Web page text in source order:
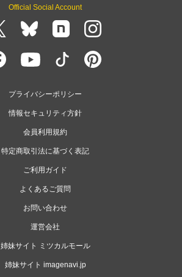
Official Social Account
プライバシーポリシー
情報セキュリティ方針
会員利用規約
特定商取引法に基づく表記
ご利用ガイド
よくあるご質問
お問い合わせ
運営会社
姉妹サイト ミツカルモール
姉妹サイト imagenavi.jp